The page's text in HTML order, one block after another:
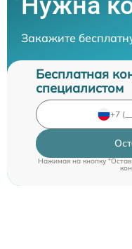
Закажите
Бесплатная
специалистом
Нажимая на кнопку